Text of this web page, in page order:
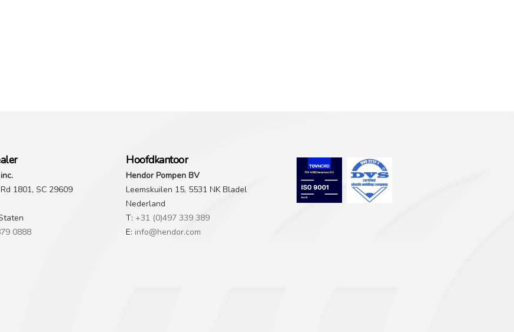
1801, SC 29609
0888
Hoofdkantoor
Hendor Pompen BV
Leemskuilen 15, 5531 NK Bladel
Nederland
T: +31 (0)497 339 389
E: info@hendor.com